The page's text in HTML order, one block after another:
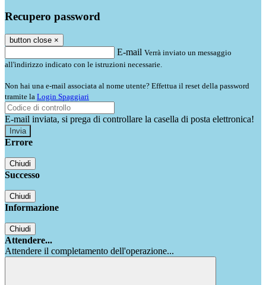
Recupero password
button close ×
E-mail Verrà inviato un messaggio
all'indirizzo indicato con le istruzioni necessarie.
Non hai una e-mail associata al nome utente? Effettua il reset della password
tramite la Login Spaggiari
E-mail inviata, si prega di controllare la casella di posta elettronica!
Errore
Chiudi
Successo
Chiudi
Informazione
Chiudi
Attendere...
Attendere il completamento dell'operazione...